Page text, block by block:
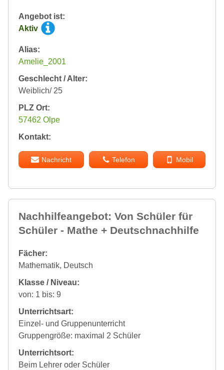
Angebot ist:
Aktiv
Alias:
Amelie_2001
Geschlecht / Alter:
Weiblich/ 25
PLZ Ort:
57462 Olpe
Kontakt:
Nachricht Telefon Mobil
Nachhilfeangebot: Von Schüler für
Schüler - Mathe + Deutschnachhilfe
Fächer:
Mathematik, Deutsch
Klasse / Niveau:
von: 1 bis: 9
Unterrichtsart:
Einzel- und Gruppenunterricht
Gruppengröße: maximal 2 Schüler
Unterrichtsort:
Beim Lehrer oder Schüler